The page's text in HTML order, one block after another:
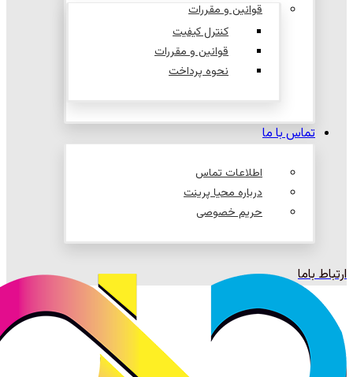
قوانین و مقررات
کنترل کیفیت
قوانین و مقررات
نحوه پرداخت
تماس با ما
اطلاعات تماس
درباره محیا پرینت
حریم خصوصی
ارتباط باما